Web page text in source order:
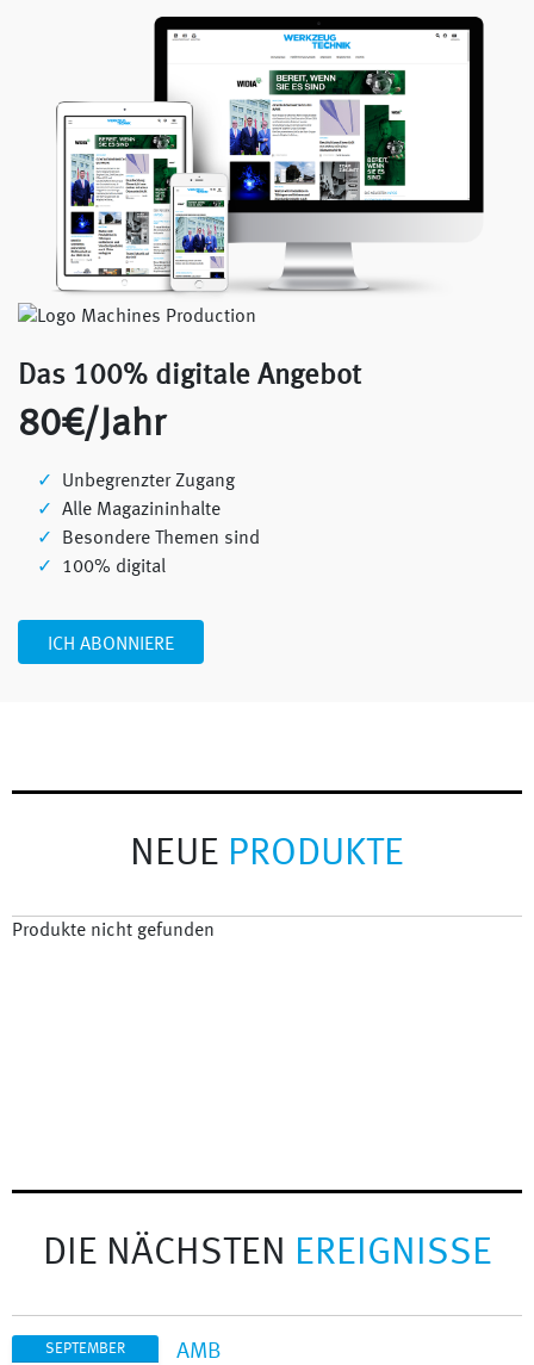
Das 100% digitale Angebot
80€/Jahr
Unbegrenzter Zugang
Alle Magazininhalte
Besondere Themen sind
100% digital
ICH ABONNIERE
NEUE PRODUKTE
Produkte nicht gefunden
DIE NÄCHSTEN EREIGNISSE
SEPTEMBER AMB